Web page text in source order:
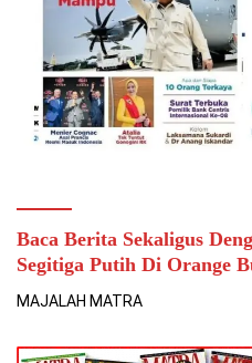
Baca Berita Sekaligus
Segitiga Putih Di Orange
MAJALAH MATRA